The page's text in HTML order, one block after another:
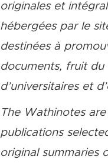
originales et
hébergées par le
destinées à
documents, fruit du
d’universitaires et
The Wathinotes
publications
original summaries